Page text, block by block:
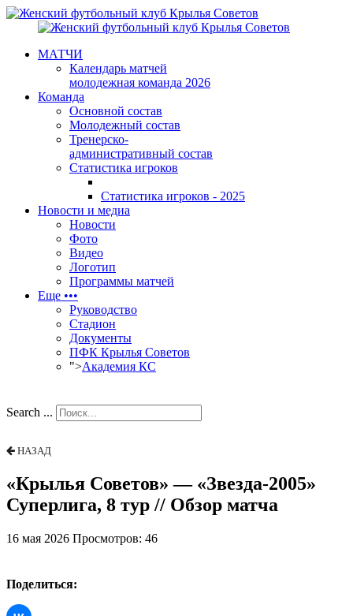
МАТЧИ
Календарь матчей
молодежная команда 2026
Команда
Основной состав
Молодежный состав
Тренерско-
административный состав
Статистика игроков
Статистика игроков - 2025
Новости и медиа
Новости
Фото
Видео
Логотип
Программы матчей
Еще •••
Руководство
Стадион
Документы
ПФК Крылья Советов
">Академия КС
Search ...
НАЗАД
«Крылья Советов» — «Звезда-2005»
Суперлига, 8 тур // Обзор матча
16 мая 2026 Просмотров: 46
Поделиться: